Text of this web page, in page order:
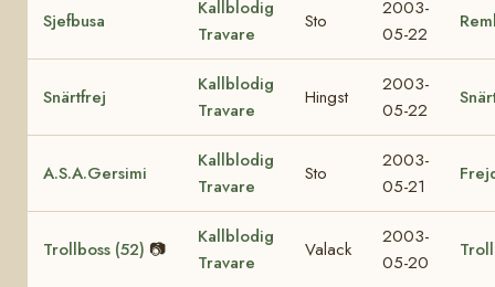
Sjefbusa
Kallblodig
Travare
Sto
2003-
05-22
Snärtfrej
Kallblodig
Travare
Hingst
2003-
05-22
A.S.A.Gersimi
Kallblodig
Travare
Sto
2003-
05-21
Trollboss (52) 📷
Kallblodig
Travare
Valack
2003-
05-20